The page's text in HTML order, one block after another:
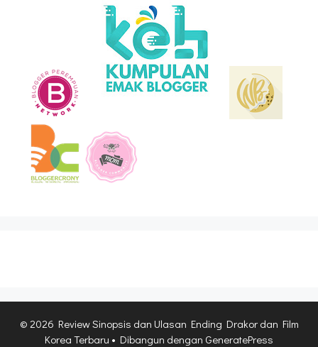
© 2026 Review Sinopsis dan Ulasan Ending Drakor dan Film
Korea Terbaru • Dibangun dengan GeneratePress